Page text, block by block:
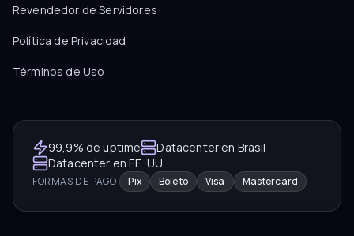
Revendedor de Servidores
Política de Privacidad
Términos de Uso
99,9% de uptime
Datacenter en Brasil
Datacenter en EE. UU.
FORMAS DE PAGO Pix Boleto Visa Mastercard